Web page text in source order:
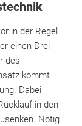
in der Regel
einen Drei-
des
kommt
Dabei
in den
Nötig